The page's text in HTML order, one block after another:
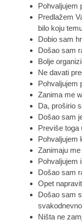
Pohvaljujem
Predlažem
bilo koju
Dobio sam
Došao sam
Bolje
Ne davati
Pohvaljujem
Zanima me
Da, proširio
Došao sam
Previše toga
Pohvaljujem
Zanimaju
Pohvaljujem
Došao sam
Opet
Došao sam
Ništa ne